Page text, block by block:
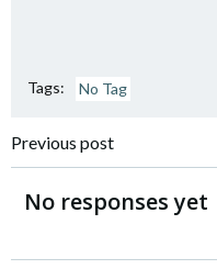
Tags: No Tag
投
稿
ナ
Previous post
No responses yet